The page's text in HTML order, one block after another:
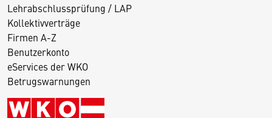
Lehrabschlussprüfung / LAP
Kollektivverträge
Firmen A-Z
Benutzerkonto
eServices der WKO
Betrugswarnungen